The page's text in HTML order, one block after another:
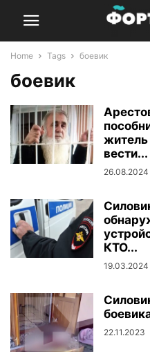
Home Tags боевик
боевик
житель
вести...
26.08.2024
КТО...
19.03.2024
22.11.2023